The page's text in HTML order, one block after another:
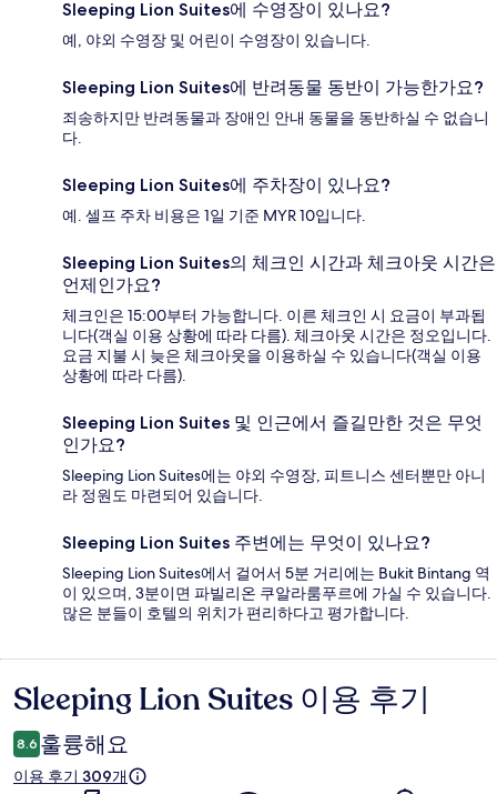
Sleeping Lion Suites에 수영장이 있나요?
예, 야외 수영장 및 어린이 수영장이 있습니다.
Sleeping Lion Suites에 반려동물 동반이 가능한가요?
죄송하지만 반려동물과 장애인 안내 동물을 동반하실 수 없습니
다.
Sleeping Lion Suites에 주차장이 있나요?
예. 셀프 주차 비용은 1일 기준 MYR 10입니다.
Sleeping Lion Suites의 체크인 시간과 체크아웃 시간은
언제인가요?
체크인은 15:00부터 가능합니다. 이른 체크인 시 요금이 부과됩
니다(객실 이용 상황에 따라 다름). 체크아웃 시간은 정오입니다.
요금 지불 시 늦은 체크아웃을 이용하실 수 있습니다(객실 이용
상황에 따라 다름).
Sleeping Lion Suites 및 인근에서 즐길만한 것은 무엇
인가요?
Sleeping Lion Suites에는 야외 수영장, 피트니스 센터뿐만 아니
라 정원도 마련되어 있습니다.
Sleeping Lion Suites 주변에는 무엇이 있나요?
Sleeping Lion Suites에서 걸어서 5분 거리에는 Bukit Bintang 역
이 있으며, 3분이면 파빌리온 쿠알라룸푸르에 가실 수 있습니다.
많은 분들이 호텔의 위치가 편리하다고 평가합니다.
이
용
후
Sleeping Lion Suites 이용 후기
8.6 훌륭해요
이용 후기 309개